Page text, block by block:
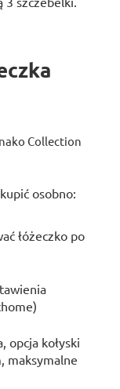
osobno:
łóżeczko po
opcja kołyski
maksymalne